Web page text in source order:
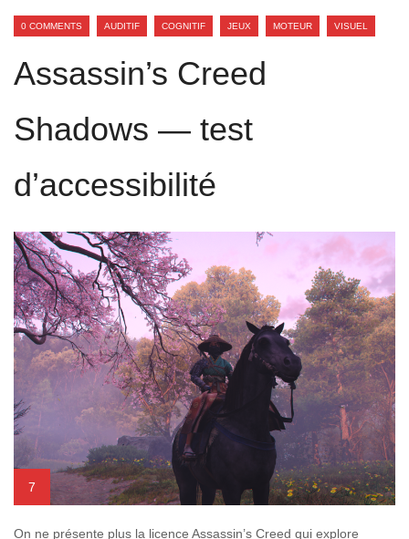
0 COMMENTS AUDITIF COGNITIF JEUX MOTEUR VISUEL
Assassin’s Creed
Shadows — test
d’accessibilité
7
On ne présente plus la licence Assassin’s Creed qui explore